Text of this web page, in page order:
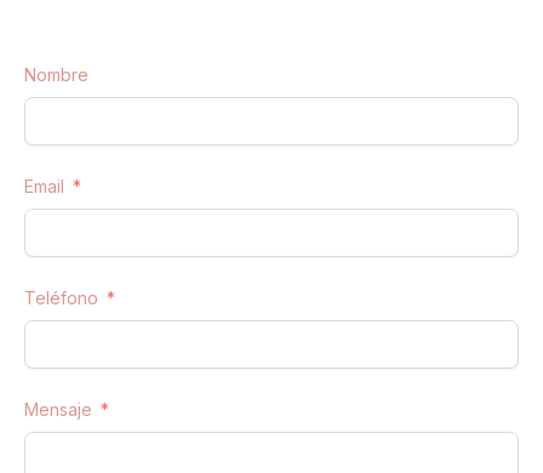
Nombre
Email
Teléfono
Mensaje